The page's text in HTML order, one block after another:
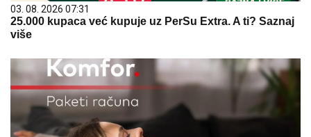
03. 08. 2026 07:31
25.000 kupaca već kupuje uz PerSu Extra. A ti? Saznaj
više